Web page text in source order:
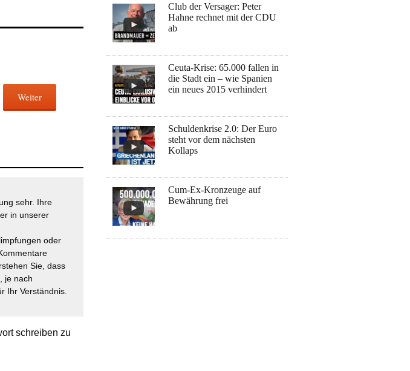
Weiter
sehr. Ihre
in unserer
oder
Sie, dass
je nach
Ihr Verständnis.
schreiben zu
Club der Versager: Peter
Hahne rechnet mit der CDU
ab
Ceuta-Krise: 65.000 fallen in
die Stadt ein – wie Spanien
ein neues 2015 verhindert
Schuldenkrise 2.0: Der Euro
steht vor dem nächsten
Kollaps
Cum-Ex-Kronzeuge auf
Bewährung frei